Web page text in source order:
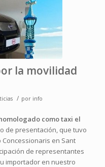
la movilidad
/ por info
como taxi el
de presentación, que tuvo
en Sant
de representantes
importador en nuestro